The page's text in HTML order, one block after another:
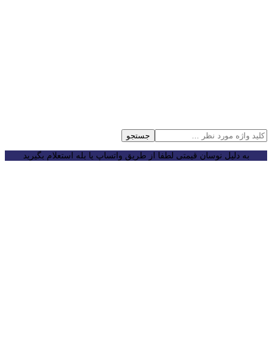
جستجو
به دلیل نوسان قیمتی لطفا از طریق واتساپ یا بله استعلام بگیرید